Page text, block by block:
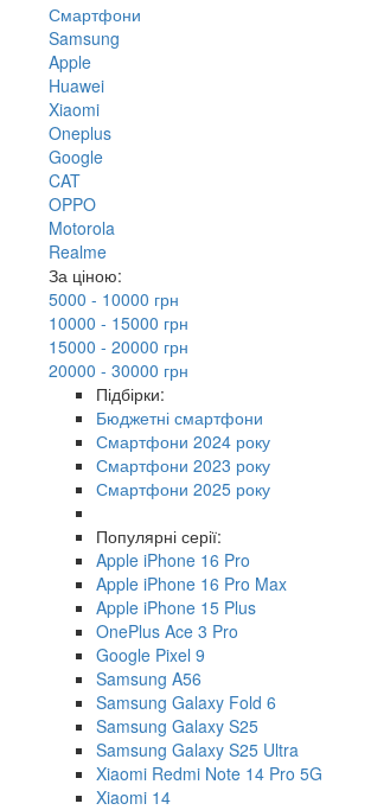
Смартфони
Samsung
Apple
Huawei
Xiaomi
Oneplus
Google
CAT
OPPO
Motorola
Realme
За ціною:
5000 - 10000 грн
10000 - 15000 грн
15000 - 20000 грн
20000 - 30000 грн
Підбірки:
Бюджетні смартфони
Смартфони 2024 року
Смартфони 2023 року
Смартфони 2025 року
Популярні серії:
Apple iPhone 16 Pro
Apple iPhone 16 Pro Max
Apple iPhone 15 Plus
OnePlus Ace 3 Pro
Google Pixel 9
Samsung A56
Samsung Galaxy Fold 6
Samsung Galaxy S25
Samsung Galaxy S25 Ultra
Xiaomi Redmi Note 14 Pro 5G
Xiaomi 14